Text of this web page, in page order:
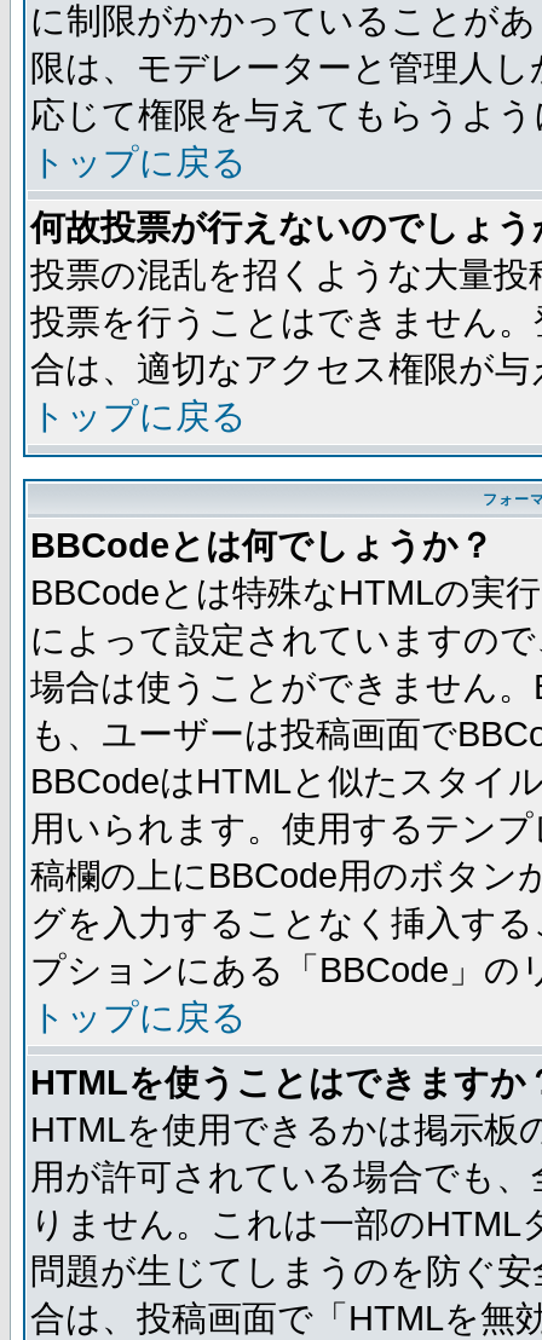
に制限がかかっていることが
限は、モデレーターと管理人
応じて権限を与えてもらうよ
トップに戻る
何故投票が行えないのでしょう
投票の混乱を招くような大量
投票を行うことはできません
合は、適切なアクセス権限が
トップに戻る
フォー
BBCodeとは何でしょうか？
BBCodeとは特殊なHTMLの実
によって設定されていますの
場合は使うことができません
も、ユーザーは投稿画面で
BBCodeはHTMLと似たスタイ
用いられます。使用するテン
稿欄の上にBBCode用のボタン
グを入力することなく挿入す
プションにある「BBCode」
トップに戻る
HTMLを使うことはできますか
HTMLを使用できるかは掲示板
用が許可されている場合でも
りません。これは一部の
問題が生じてしまうのを防ぐ
合は、投稿画面で「HTMLを無